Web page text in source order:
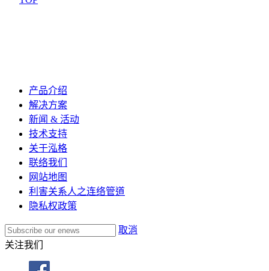
产品介绍
解决方案
新闻 & 活动
技术支持
关于泓格
联络我们
网站地图
利害关系人之连络管道
隐私权政策
取消
关注我们